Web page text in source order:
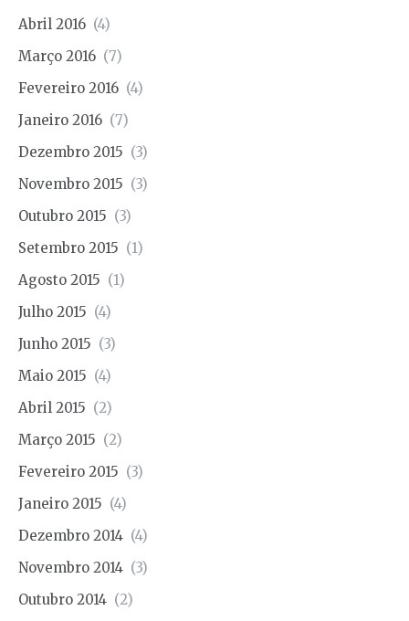
Abril 2016 (4)
Março 2016 (7)
Fevereiro 2016 (4)
Janeiro 2016 (7)
Dezembro 2015 (3)
Novembro 2015 (3)
Outubro 2015 (3)
Setembro 2015 (1)
Agosto 2015 (1)
Julho 2015 (4)
Junho 2015 (3)
Maio 2015 (4)
Abril 2015 (2)
Março 2015 (2)
Fevereiro 2015 (3)
Janeiro 2015 (4)
Dezembro 2014 (4)
Novembro 2014 (3)
Outubro 2014 (2)